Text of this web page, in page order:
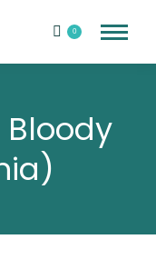
0
Bloody